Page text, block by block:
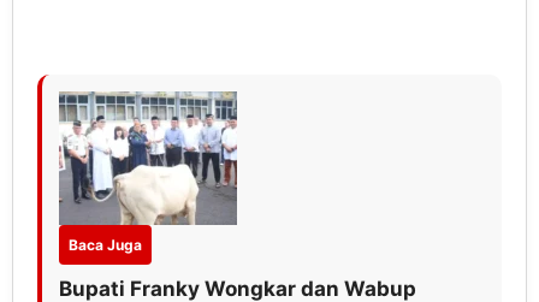
Baca Juga
Bupati Franky Wongkar dan Wabup